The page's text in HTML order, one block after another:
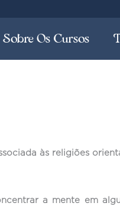
Sobre Os Cursos
às religiões
a mente em